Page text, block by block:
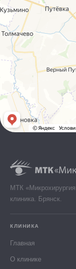
МТК
клиника. Брянск.
КЛИНИКА
Главная
О клинике